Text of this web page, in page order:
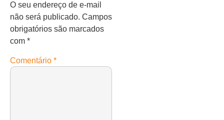
O seu endereço de e-mail
não será publicado. Campos
obrigatórios são marcados
com *
Comentário *